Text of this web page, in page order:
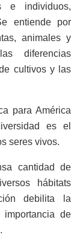
e individuos,
entiende por
animales y
diferencias
cultivos y las
para América
es el
seres vivos.
cantidad de
hábitats
debilita la
de